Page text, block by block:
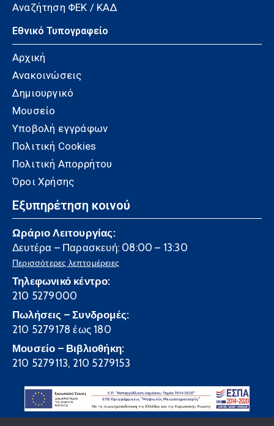
Αναζήτηση ΦΕΚ / ΚΑΔ
Εθνικό Τυπογραφείο
Αρχική
Ανακοινώσεις
Δημιουργικό
Μουσείο
Υποβολή εγγράφων
Πολιτική Cookies
Πολιτική Απορρήτου
Όροι Χρήσης
Εξυπηρέτηση κοινού
Ωράριο Λειτουργίας:
Δευτέρα – Παρασκευή: 08:00 – 13:30
Περισσότερες λεπτομέρειες
Τηλεφωνικό κέντρο:
210 5279000
Πωλήσεις – Συνδρομές:
210 5279178 έως 180
Μουσείο – Βιβλιοθήκη:
210 5279113, 210 5279153